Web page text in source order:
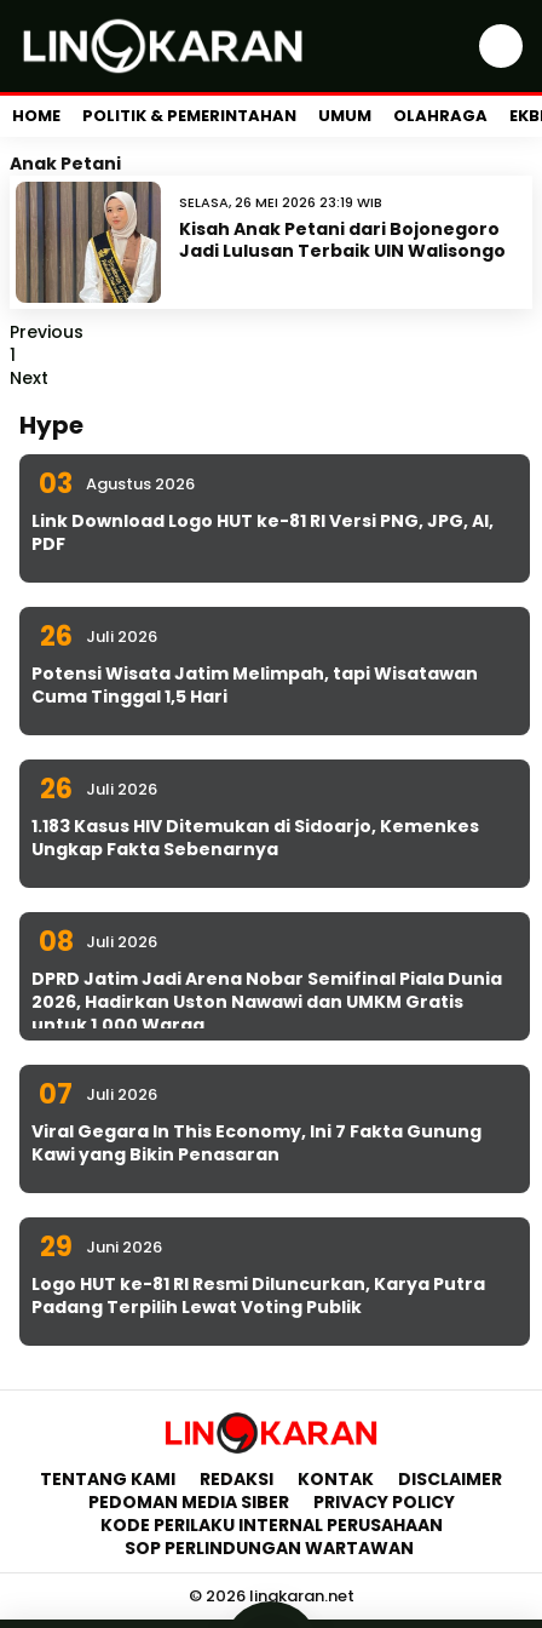
HOME POLITIK & PEMERINTAHAN UMUM OLAHRAGA
Anak Petani
SELASA, 26 MEI 2026 23:19 WIB
Kisah Anak Petani dari Bojonegoro
Jadi Lulusan Terbaik UIN Walisongo
Previous
1
Next
Hype
03 Agustus 2026
Link Download Logo HUT ke-81 RI Versi PNG, JPG, AI,
PDF
26 Juli 2026
Potensi Wisata Jatim Melimpah, tapi Wisatawan
Cuma Tinggal 1,5 Hari
26 Juli 2026
1.183 Kasus HIV Ditemukan di Sidoarjo, Kemenkes
Ungkap Fakta Sebenarnya
08 Juli 2026
DPRD Jatim Jadi Arena Nobar Semifinal Piala Dunia
2026, Hadirkan Uston Nawawi dan UMKM Gratis
untuk 1.000 Warga
07 Juli 2026
Viral Gegara In This Economy, Ini 7 Fakta Gunung
Kawi yang Bikin Penasaran
29 Juni 2026
Logo HUT ke-81 RI Resmi Diluncurkan, Karya Putra
Padang Terpilih Lewat Voting Publik
TENTANG KAMI REDAKSI KONTAK
DISCLAIMER
PEDOMAN MEDIA SIBER
PRIVACY POLICY
KODE PERILAKU INTERNAL PERUSAHAAN
SOP PERLINDUNGAN WARTAWAN
© 2026 lingkaran.net